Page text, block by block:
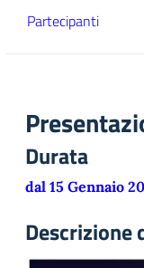
Partecipanti
Durata
dal 15 Gennaio
Descrizione